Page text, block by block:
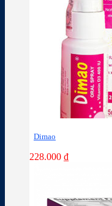
Dimao
228.000 ₫